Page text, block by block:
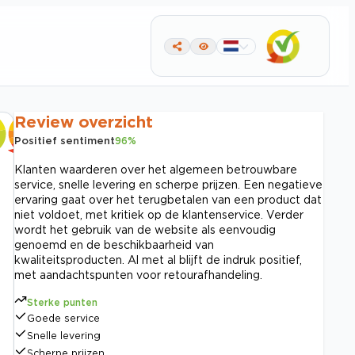
Review overzicht
Positief sentiment96%
Klanten waarderen over het algemeen betrouwbare
service, snelle levering en scherpe prijzen. Een negatieve
ervaring gaat over het terugbetalen van een product dat
niet voldoet, met kritiek op de klantenservice. Verder
wordt het gebruik van de website als eenvoudig
genoemd en de beschikbaarheid van
kwaliteitsproducten. Al met al blijft de indruk positief,
met aandachtspunten voor retourafhandeling.
Sterke punten
Goede service
Snelle levering